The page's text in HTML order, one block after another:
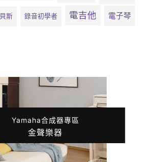
貝斯 錄音初學者 電吉他 電子琴
Yamaha合成器專區
金聲樂器